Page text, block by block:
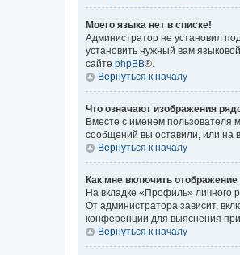
Моего языка нет в списке!
Администратор не установил
установить нужный вам
сайте phpBB®.
Вернуться к началу
Что означают изображения
Вместе с именем пользователя
сообщений вы оставили, или на
Вернуться к началу
Как мне включить
На вкладке «Профиль» личного
От администратора зависит,
конференции для выяснения
Вернуться к началу